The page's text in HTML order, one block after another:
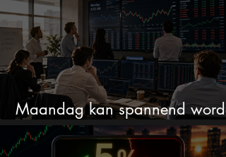
Maandag kan spannend
dit zijn 3 dingen om op te letten